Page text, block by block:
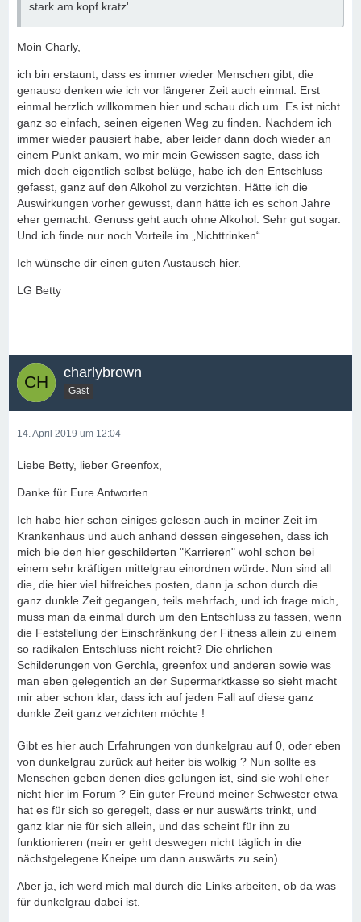
stark am kopf kratz'
Moin Charly,
ich bin erstaunt, dass es immer wieder Menschen gibt, die
genauso denken wie ich vor längerer Zeit auch einmal. Erst
einmal herzlich willkommen hier und schau dich um. Es ist nicht
ganz so einfach, seinen eigenen Weg zu finden. Nachdem ich
immer wieder pausiert habe, aber leider dann doch wieder an
einem Punkt ankam, wo mir mein Gewissen sagte, dass ich
mich doch eigentlich selbst belüge, habe ich den Entschluss
gefasst, ganz auf den Alkohol zu verzichten. Hätte ich die
Auswirkungen vorher gewusst, dann hätte ich es schon Jahre
eher gemacht. Genuss geht auch ohne Alkohol. Sehr gut sogar.
Und ich finde nur noch Vorteile im „Nichttrinken“.
Ich wünsche dir einen guten Austausch hier.
LG Betty
charlybrown
Gast
14. April 2019 um 12:04
Liebe Betty, lieber Greenfox,
Danke für Eure Antworten.
Ich habe hier schon einiges gelesen auch in meiner Zeit im
Krankenhaus und auch anhand dessen eingesehen, dass ich
mich bie den hier geschilderten "Karrieren" wohl schon bei
einem sehr kräftigen mittelgrau einordnen würde. Nun sind all
die, die hier viel hilfreiches posten, dann ja schon durch die
ganz dunkle Zeit gegangen, teils mehrfach, und ich frage mich,
muss man da einmal durch um den Entschluss zu fassen, wenn
die Feststellung der Einschränkung der Fitness allein zu einem
so radikalen Entschluss nicht reicht? Die ehrlichen
Schilderungen von Gerchla, greenfox und anderen sowie was
man eben gelegentich an der Supermarktkasse so sieht macht
mir aber schon klar, dass ich auf jeden Fall auf diese ganz
dunkle Zeit ganz verzichten möchte !
Gibt es hier auch Erfahrungen von dunkelgrau auf 0, oder eben
von dunkelgrau zurück auf heiter bis wolkig ? Nun sollte es
Menschen geben denen dies gelungen ist, sind sie wohl eher
nicht hier im Forum ? Ein guter Freund meiner Schwester etwa
hat es für sich so geregelt, dass er nur auswärts trinkt, und
ganz klar nie für sich allein, und das scheint für ihn zu
funktionieren (nein er geht deswegen nicht täglich in die
nächstgelegene Kneipe um dann auswärts zu sein).
Aber ja, ich werd mich mal durch die Links arbeiten, ob da was
für dunkelgrau dabei ist.